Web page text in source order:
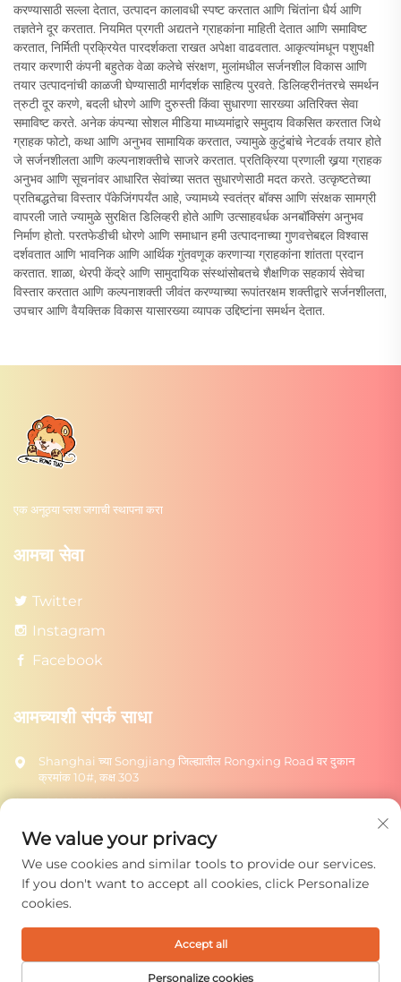
करण्यासाठी सल्ला देतात, उत्पादन कालावधी स्पष्ट करतात आणि चिंतांना धैर्य आणि
तज्ञतेने दूर करतात. नियमित प्रगती अद्यतने ग्राहकांना माहिती देतात आणि समाविष्ट
करतात, निर्मिती प्रक्रियेत पारदर्शकता राखत अपेक्षा वाढवतात. आकृत्यांमधून पशुपक्षी
तयार करणारी कंपनी बहुतेक वेळा कलेचे संरक्षण, मुलांमधील सर्जनशील विकास आणि
तयार उत्पादनांची काळजी घेण्यासाठी मार्गदर्शक साहित्य पुरवते. डिलिव्हरीनंतरचे समर्थन
त्रुटी दूर करणे, बदली धोरणे आणि दुरुस्ती किंवा सुधारणा सारख्या अतिरिक्त सेवा
समाविष्ट करते. अनेक कंपन्या सोशल मीडिया माध्यमांद्वारे समुदाय विकसित करतात जिथे
ग्राहक फोटो, कथा आणि अनुभव सामायिक करतात, ज्यामुळे कुटुंबांचे नेटवर्क तयार होते
जे सर्जनशीलता आणि कल्पनाशक्तीचे साजरे करतात. प्रतिक्रिया प्रणाली खर्‍या ग्राहक
अनुभव आणि सूचनांवर आधारित सेवांच्या सतत सुधारणेसाठी मदत करते. उत्कृष्टतेच्या
प्रतिबद्धतेचा विस्तार पॅकेजिंगपर्यंत आहे, ज्यामध्ये स्वतंत्र बॉक्स आणि संरक्षक सामग्री
वापरली जाते ज्यामुळे सुरक्षित डिलिव्हरी होते आणि उत्साहवर्धक अनबॉक्सिंग अनुभव
निर्माण होतो. परतफेडीची धोरणे आणि समाधान हमी उत्पादनाच्या गुणवत्तेबद्दल विश्वास
दर्शवतात आणि भावनिक आणि आर्थिक गुंतवणूक करणाऱ्या ग्राहकांना शांतता प्रदान
करतात. शाळा, थेरपी केंद्रे आणि सामुदायिक संस्थांसोबतचे शैक्षणिक सहकार्य सेवेचा
विस्तार करतात आणि कल्पनाशक्ती जीवंत करण्याच्या रूपांतरक्षम शक्तीद्वारे सर्जनशीलता,
उपचार आणि वैयक्तिक विकास यासारख्या व्यापक उद्दिष्टांना समर्थन देतात.
एक अनूठ्या प्लश जगाची स्थापना करा
आमचा सेवा
Twitter
Instagram
Facebook
आमच्याशी संपर्क साधा
Shanghai च्या Songjiang जिल्ह्यातील Rongxing Road वर दुकान
क्रमांक 10#, कक्ष 303
+86-18217615209
पाठवा
कॉपीराइट © 2025 शंघाई रोंग्टुओ टॉयज कंपनी लिमिटेड. सर्व हक्क राखून.
We value your privacy
We use cookies and similar tools to provide our services.
If you don't want to accept all cookies, click Personalize
cookies.
Personalize cookies
Accept all